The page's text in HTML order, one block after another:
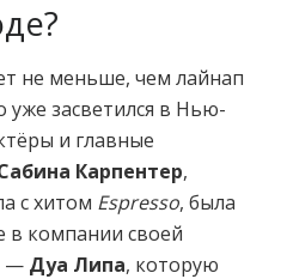
не меньше, чем лайнап
уже засветился в Нью-
и главные
Карпентер,
с хитом Espresso, была
в компании своей
— Дуа Липа, которую